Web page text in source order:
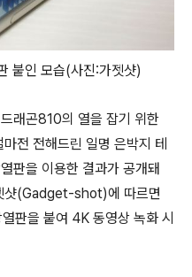
붙인 모습(사진:가젯샷)
래곤810의 열을 잡기 위한
전 전해드린 일명 은박지 테
판을 이용한 결과가 공개돼
샷(Gadget-shot)에 따르면
판을 붙여 4K 동영상 녹화 시